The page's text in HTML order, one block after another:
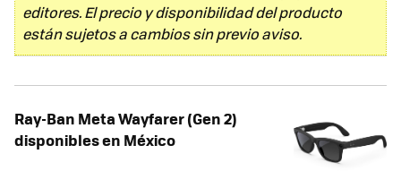
editores. El precio y disponibilidad del producto
están sujetos a cambios sin previo aviso.
Ray-Ban Meta Wayfarer (Gen 2)
disponibles en México